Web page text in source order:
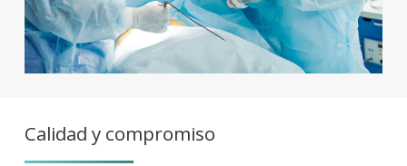
Calidad y compromiso